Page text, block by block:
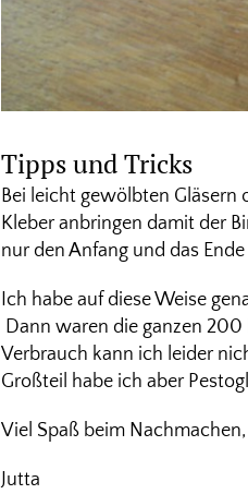
Tipps und Tricks
Bei leicht gewölbten
Kleber anbringen damit der
nur den Anfang und das
Ich habe auf diese Weise
Dann waren die ganzen
Verbrauch kann ich leider
Großteil habe ich aber
Viel Spaß beim Nachmachen,
Jutta